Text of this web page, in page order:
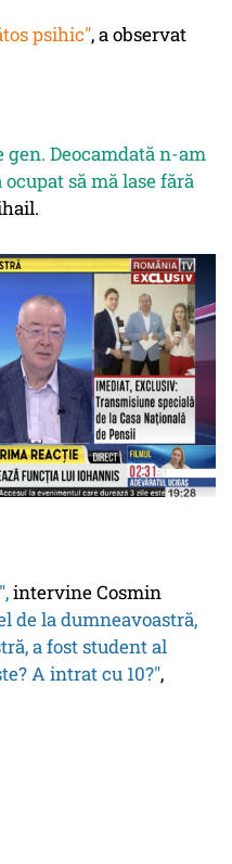
psihic", a observat
gen. Deocamdată n-am
să mă lase fără
intervine Cosmin
de la dumneavoastră,
a fost student al
A intrat cu 10?",